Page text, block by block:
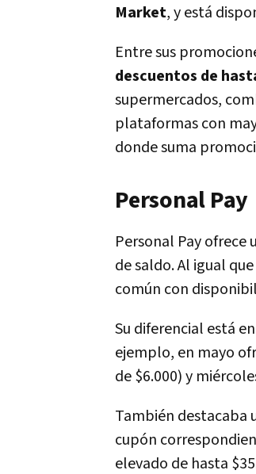
Market, y está
Entre sus
descuentos de
supermercados,
plataformas con
donde suma
Personal Pay
Personal Pay ofrece
de saldo. Al igual
común con
Su diferencial está
ejemplo, en mayo
de $6.000) y
También destacaba
cupón
elevado de hasta